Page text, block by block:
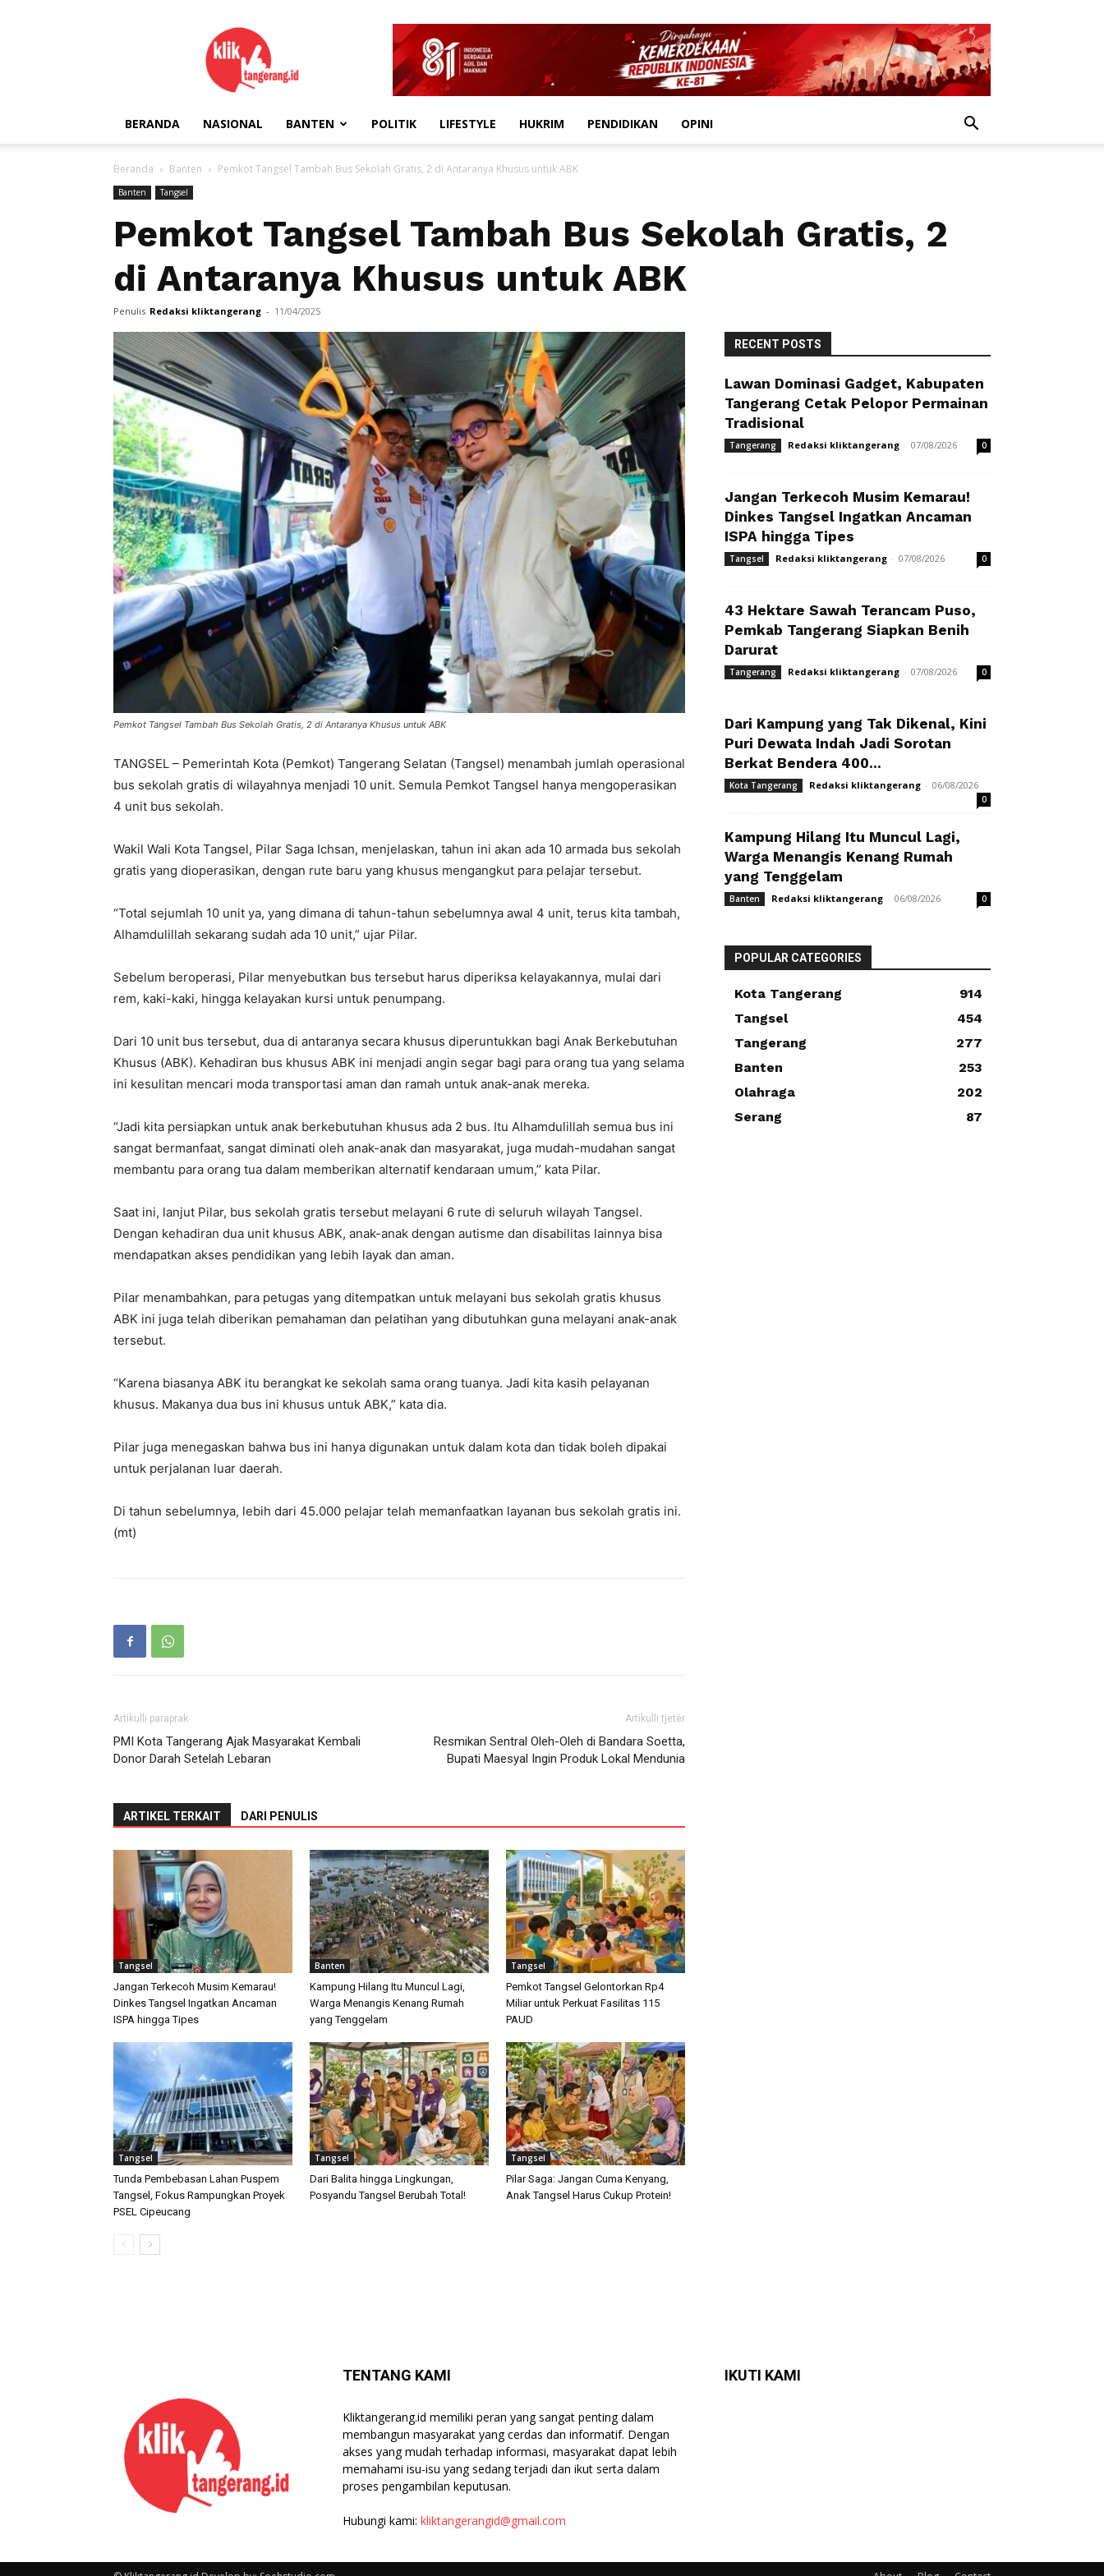
kliktangerang.id
BERANDA NASIONAL BANTEN POLITIK LIFESTYLE HUKRIM PENDIDIKAN OPINI
Beranda Banten Pemkot Tangsel Tambah Bus Sekolah Gratis, 2 di Antaranya Khusus untuk ABK
Banten Tangsel
Pemkot Tangsel Tambah Bus Sekolah Gratis, 2
di Antaranya Khusus untuk ABK
Penulis Redaksi kliktangerang - 11/04/2025
Pemkot Tangsel Tambah Bus Sekolah Gratis, 2 di Antaranya Khusus untuk ABK
TANGSEL – Pemerintah Kota (Pemkot) Tangerang Selatan (Tangsel) menambah jumlah operasional
bus sekolah gratis di wilayahnya menjadi 10 unit. Semula Pemkot Tangsel hanya mengoperasikan
4 unit bus sekolah.
Wakil Wali Kota Tangsel, Pilar Saga Ichsan, menjelaskan, tahun ini akan ada 10 armada bus sekolah
gratis yang dioperasikan, dengan rute baru yang khusus mengangkut para pelajar tersebut.
“Total sejumlah 10 unit ya, yang dimana di tahun-tahun sebelumnya awal 4 unit, terus kita tambah,
Alhamdulillah sekarang sudah ada 10 unit,” ujar Pilar.
Sebelum beroperasi, Pilar menyebutkan bus tersebut harus diperiksa kelayakannya, mulai dari
rem, kaki-kaki, hingga kelayakan kursi untuk penumpang.
Dari 10 unit bus tersebut, dua di antaranya secara khusus diperuntukkan bagi Anak Berkebutuhan
Khusus (ABK). Kehadiran bus khusus ABK ini menjadi angin segar bagi para orang tua yang selama
ini kesulitan mencari moda transportasi aman dan ramah untuk anak-anak mereka.
“Jadi kita persiapkan untuk anak berkebutuhan khusus ada 2 bus. Itu Alhamdulillah semua bus ini
sangat bermanfaat, sangat diminati oleh anak-anak dan masyarakat, juga mudah-mudahan sangat
membantu para orang tua dalam memberikan alternatif kendaraan umum,” kata Pilar.
Saat ini, lanjut Pilar, bus sekolah gratis tersebut melayani 6 rute di seluruh wilayah Tangsel.
Dengan kehadiran dua unit khusus ABK, anak-anak dengan autisme dan disabilitas lainnya bisa
mendapatkan akses pendidikan yang lebih layak dan aman.
Pilar menambahkan, para petugas yang ditempatkan untuk melayani bus sekolah gratis khusus
ABK ini juga telah diberikan pemahaman dan pelatihan yang dibutuhkan guna melayani anak-anak
tersebut.
“Karena biasanya ABK itu berangkat ke sekolah sama orang tuanya. Jadi kita kasih pelayanan
khusus. Makanya dua bus ini khusus untuk ABK,” kata dia.
Pilar juga menegaskan bahwa bus ini hanya digunakan untuk dalam kota dan tidak boleh dipakai
untuk perjalanan luar daerah.
Di tahun sebelumnya, lebih dari 45.000 pelajar telah memanfaatkan layanan bus sekolah gratis ini.
(mt)
Artikulli paraprak
PMI Kota Tangerang Ajak Masyarakat Kembali
Donor Darah Setelah Lebaran
Artikulli tjetër
Resmikan Sentral Oleh-Oleh di Bandara Soetta,
Bupati Maesyal Ingin Produk Lokal Mendunia
ARTIKEL TERKAIT DARI PENULIS
Tangsel
Jangan Terkecoh Musim Kemarau!
Dinkes Tangsel Ingatkan Ancaman
ISPA hingga Tipes
Banten
Kampung Hilang Itu Muncul Lagi,
Warga Menangis Kenang Rumah
yang Tenggelam
Tangsel
Pemkot Tangsel Gelontorkan Rp4
Miliar untuk Perkuat Fasilitas 115
PAUD
Tangsel
Tunda Pembebasan Lahan Puspem
Tangsel, Fokus Rampungkan Proyek
PSEL Cipeucang
Tangsel
Dari Balita hingga Lingkungan,
Posyandu Tangsel Berubah Total!
Tangsel
Pilar Saga: Jangan Cuma Kenyang,
Anak Tangsel Harus Cukup Protein!
RECENT POSTS
Lawan Dominasi Gadget, Kabupaten
Tangerang Cetak Pelopor Permainan
Tradisional
Tangerang Redaksi kliktangerang - 07/08/2026 0
Jangan Terkecoh Musim Kemarau!
Dinkes Tangsel Ingatkan Ancaman
ISPA hingga Tipes
Tangsel Redaksi kliktangerang - 07/08/2026 0
43 Hektare Sawah Terancam Puso,
Pemkab Tangerang Siapkan Benih
Darurat
Tangerang Redaksi kliktangerang - 07/08/2026 0
Dari Kampung yang Tak Dikenal, Kini
Puri Dewata Indah Jadi Sorotan
Berkat Bendera 400...
Kota Tangerang Redaksi kliktangerang - 06/08/2026
0
Kampung Hilang Itu Muncul Lagi,
Warga Menangis Kenang Rumah
yang Tenggelam
Banten Redaksi kliktangerang - 06/08/2026 0
POPULAR CATEGORIES
Kota Tangerang
914
Tangsel
454
Tangerang
277
Banten
253
Olahraga
202
Serang
87
TENTANG KAMI
Kliktangerang.id memiliki peran yang sangat penting dalam
membangun masyarakat yang cerdas dan informatif. Dengan
akses yang mudah terhadap informasi, masyarakat dapat lebih
memahami isu-isu yang sedang terjadi dan ikut serta dalam
proses pengambilan keputusan.
Hubungi kami: kliktangerangid@gmail.com
IKUTI KAMI